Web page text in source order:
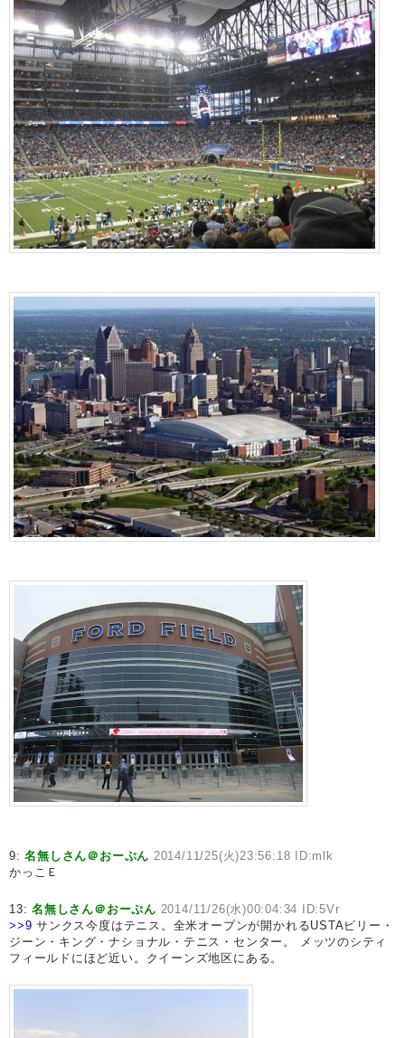
9:名無しさん＠おーぷん 2014/11/25(火)23:56:18 ID:mlk
かっこＥ
13:名無しさん＠おーぷん 2014/11/26(水)00:04:34 ID:5Vr
>>9 サンクス今度はテニス。全米オープンが開かれるUSTAビリー・
ジーン・キング・ナショナル・テニス・センター。 メッツのシティ
フィールドにほど近い。クイーンズ地区にある。